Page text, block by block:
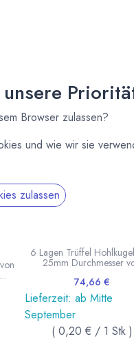
ein hervorragender
6 Lagen Trüffel
25mm Durchmesser
Spezialisten für
Je 2 Lagen dunkle,
Weiße Hohlkugeln für
378 Trüffel oder Pralinen
bester französischer
74,66 €
Lieferzeit: ab Mitte
September
( 0,20 € / 1 Stk)
Browser zulassen?
und wie wir sie
zulassen